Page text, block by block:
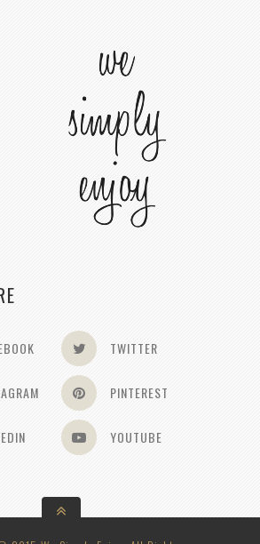
TWITTER
PINTEREST
YOUTUBE